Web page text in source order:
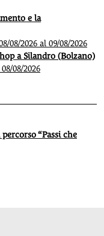
e la
08/2026 al 09/08/2026
a Silandro (Bolzano)
08/2026
“Passi che